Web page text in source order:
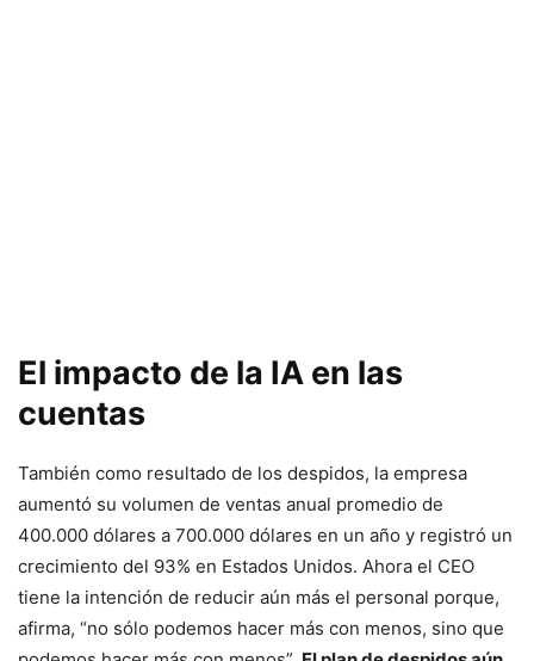
El impacto de la IA en las
cuentas
También como resultado de los despidos, la empresa
aumentó su volumen de ventas anual promedio de
400.000 dólares a 700.000 dólares en un año y registró un
crecimiento del 93% en Estados Unidos. Ahora el CEO
tiene la intención de reducir aún más el personal porque,
afirma, “no sólo podemos hacer más con menos, sino que